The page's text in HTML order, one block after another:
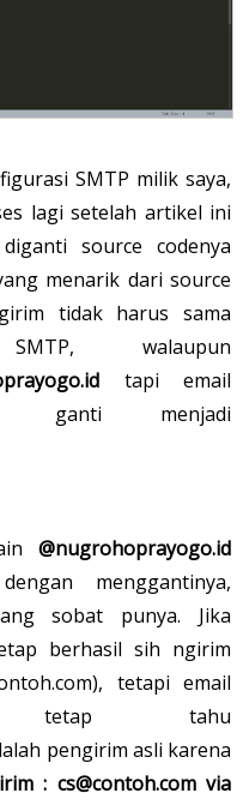
SMTP milik saya,
lagi setelah artikel ini
source codenya
menarik dari source
tidak harus sama
walaupun
tapi email
ganti menjadi
@nugrohoprayogo.id
menggantinya,
sobat punya. Jika
berhasil sih ngirim
tetapi email
tetap tahu
pengirim asli karena
: cs@contoh.com via